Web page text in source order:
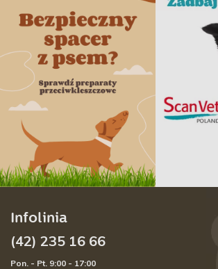
Infolinia
(42) 235 16 66
Pon. - Pt. 9:00 - 17:00